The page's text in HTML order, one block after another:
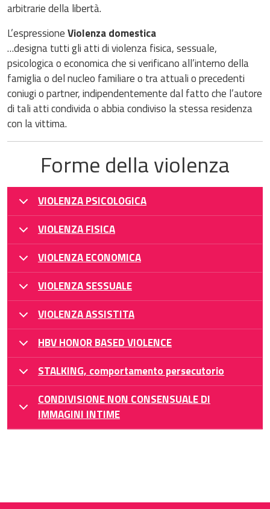
arbitrarie della libertà.
L’espressioneViolenza domestica
…designa tutti gli atti di violenza fisica, sessuale,
psicologica o economica che si verificano all’interno della
famiglia o del nucleo familiare o tra attuali o precedenti
coniugi o partner, indipendentemente dal fatto che l’autore
di tali atti condivida o abbia condiviso la stessa residenza
con la vittima.
Forme della violenza
VIOLENZA PSICOLOGICA
VIOLENZA FISICA
VIOLENZA ECONOMICA
VIOLENZA SESSUALE
VIOLENZA ASSISTITA
HBV HONOR BASED VIOLENCE
STALKING, comportamento persecutorio
CONDIVISIONE NON CONSENSUALE DI
IMMAGINI INTIME